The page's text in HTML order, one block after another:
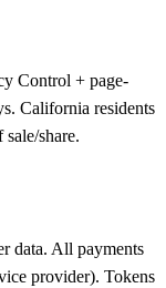
Control + page-
California residents
share.
data. All payments
provider). Tokens